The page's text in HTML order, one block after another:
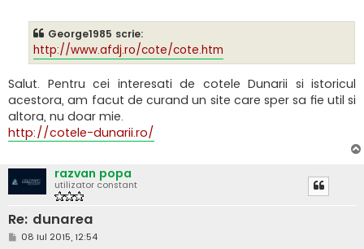
George1985 scrie:
http://www.afdj.ro/cote/cote.htm
Salut. Pentru cei interesati de cotele Dunarii si istoricul
acestora, am facut de curand un site care sper sa fie util si
altora, nu doar mie.
http://cotele-dunarii.ro/
razvan popa
utilizator constant
Re: dunarea
M
08 Iul 2015, 12:54